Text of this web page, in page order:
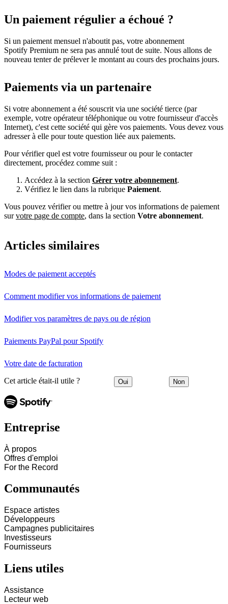
Un paiement régulier a échoué ?
Si un paiement mensuel n'aboutit pas, votre abonnement
Spotify Premium ne sera pas annulé tout de suite. Nous allons de
nouveau tenter de prélever le montant au cours des prochains jours.
Paiements via un partenaire
Si votre abonnement a été souscrit via une société tierce (par
exemple, votre opérateur téléphonique ou votre fournisseur d'accès
Internet), c'est cette société qui gère vos paiements. Vous devez vous
adresser à elle pour toute question liée aux paiements.
Pour vérifier quel est votre fournisseur ou pour le contacter
directement, procédez comme suit :
Accédez à la section Gérer votre abonnement.
Vérifiez le lien dans la rubrique Paiement.
Vous pouvez vérifier ou mettre à jour vos informations de paiement
survotre page de compte, dans la section Votre abonnement.
Articles similaires
Modes de paiement acceptés
Comment modifier vos informations de paiement
Modifier vos paramètres de pays ou de région
Paiements PayPal pour Spotify
Votre date de facturation
Cet article était-il utile ? Oui Non
Entreprise
À propos
Offres d'emploi
For the Record
Communautés
Espace artistes
Développeurs
Campagnes publicitaires
Investisseurs
Fournisseurs
Liens utiles
Assistance
Lecteur web